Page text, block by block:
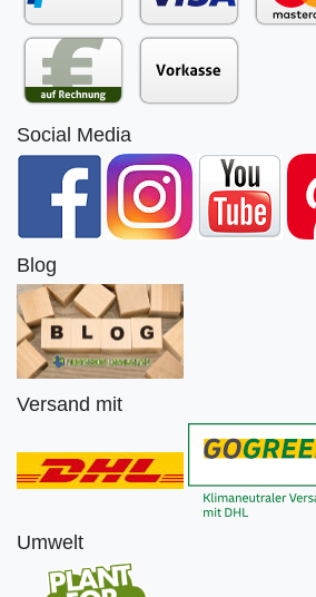
Social Media
Blog
Versand mit
Umwelt